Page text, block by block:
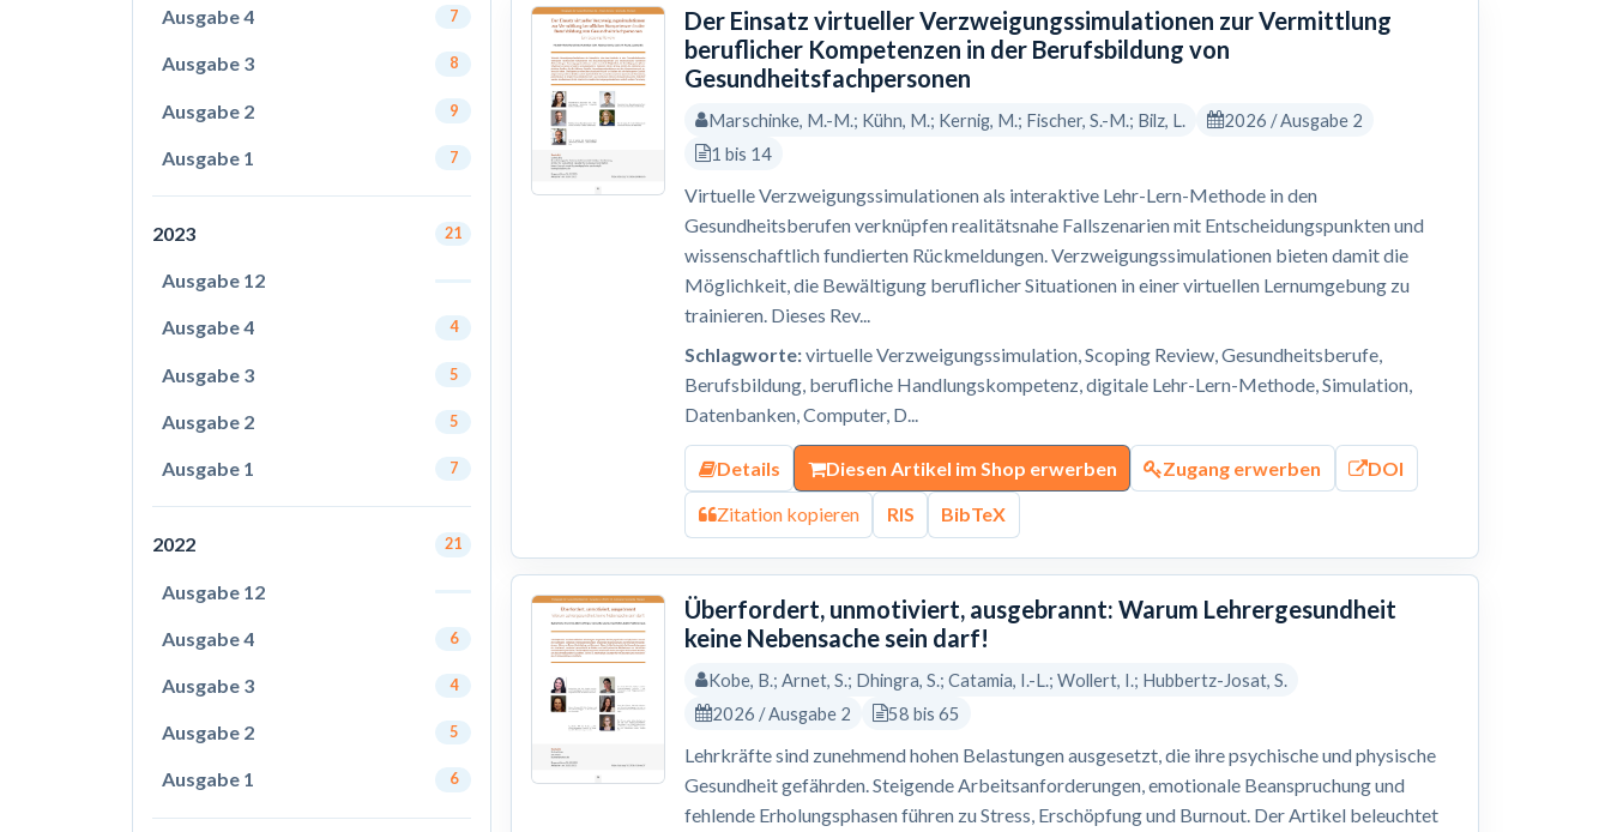
Ausgabe 4 7
Ausgabe 3 8
Ausgabe 2 9
Ausgabe 1 7
2023 21
Ausgabe 12
Ausgabe 4 4
Ausgabe 3 5
Ausgabe 2 5
Ausgabe 1 7
2022 21
Ausgabe 12
Ausgabe 4 6
Ausgabe 3 4
Ausgabe 2 5
Ausgabe 1 6
Der Einsatz virtueller Verzweigungssimulationen zur Vermittlung
beruflicher Kompetenzen in der Berufsbildung von
Gesundheitsfachpersonen
Marschinke, M.-M.; Kühn, M.; Kernig, M.; Fischer, S.-M.; Bilz, L.
2026 / Ausgabe 2
1 bis 14
Virtuelle Verzweigungssimulationen als interaktive Lehr-Lern-Methode in den
Gesundheitsberufen verknüpfen realitätsnahe Fallszenarien mit Entscheidungspunkten und
wissenschaftlich fundierten Rückmeldungen. Verzweigungssimulationen bieten damit die
Möglichkeit, die Bewältigung beruflicher Situationen in einer virtuellen Lernumgebung zu
trainieren. Dieses Rev...
Schlagworte:virtuelle Verzweigungssimulation, Scoping Review, Gesundheitsberufe,
Berufsbildung, berufliche Handlungskompetenz, digitale Lehr-Lern-Methode, Simulation,
Datenbanken, Computer, D...
Details Diesen Artikel im Shop erwerben Zugang erwerben DOI
Zitation kopieren RIS BibTeX
Überfordert, unmotiviert, ausgebrannt: Warum Lehrergesundheit
keine Nebensache sein darf!
Kobe, B.; Arnet, S.; Dhingra, S.; Catamia, I.-L.; Wollert, I.; Hubbertz-Josat, S.
2026 / Ausgabe 2
58 bis 65
Lehrkräfte sind zunehmend hohen Belastungen ausgesetzt, die ihre psychische und physische
Gesundheit gefährden. Steigende Arbeitsanforderungen, emotionale Beanspruchung und
fehlende Erholungsphasen führen zu Stress, Erschöpfung und Burnout. Der Artikel beleuchtet